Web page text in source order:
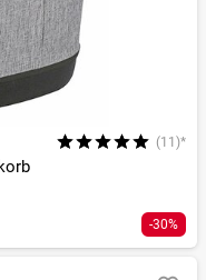
(11)*
-30%